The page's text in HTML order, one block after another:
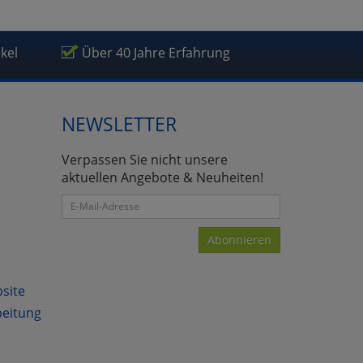
Über 40 Jahre Erfahrung
NEWSLETTER
Verpassen Sie nicht unsere
aktuellen Angebote & Neuheiten!
Abonnieren